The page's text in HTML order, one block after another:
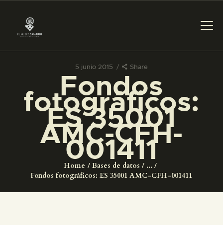
5 junio 2015 Share
Fondos
fotográficos:
ES 35001
AMC-CFH-
001411
Home Bases de datos
...
Fondos fotográficos: ES 35001 AMC-CFH-001411
PREPARAR LA VISITA
ACTIVIDADES
█
EL MUSEO